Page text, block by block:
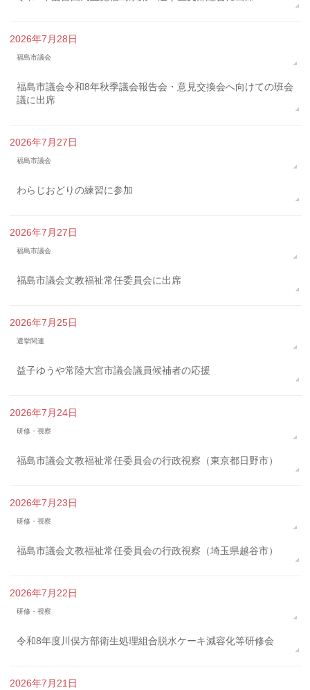
2026年7月28日
福島市議会
福島市議会令和8年秋季議会報告会・意見交換会へ向けての班会
議に出席
2026年7月27日
福島市議会
わらじおどりの練習に参加
2026年7月27日
福島市議会
福島市議会文教福祉常任委員会に出席
2026年7月25日
選挙関連
益子ゆうや常陸大宮市議会議員候補者の応援
2026年7月24日
研修・視察
福島市議会文教福祉常任委員会の行政視察（東京都日野市）
2026年7月23日
研修・視察
福島市議会文教福祉常任委員会の行政視察（埼玉県越谷市）
2026年7月22日
研修・視察
令和8年度川俣方部衛生処理組合脱水ケーキ減容化等研修会
2026年7月21日